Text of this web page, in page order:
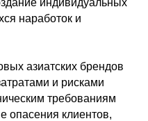
индивидуальных
наработок и
азиатских брендов
и рисками
требованиям
опасения клиентов,
обязательна